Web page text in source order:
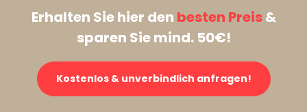
Erhalten Sie hier den besten Preis&
sparen Sie mind. 50€!
Kostenlos & unverbindlich anfragen!